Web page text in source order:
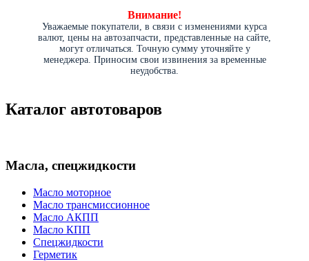
Внимание!
Уважаемые покупатели, в связи с изменениями курса
валют, цены на автозапчасти, представленные на сайте,
могут отличаться. Точную сумму уточняйте у
менеджера. Приносим свои извинения за временные
неудобства.
Каталог автотоваров
Масла, спецжидкости
Масло моторное
Масло трансмиссионное
Масло АКПП
Масло КПП
Спецжидкости
Герметик